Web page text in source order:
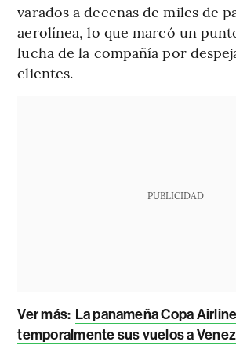
varados a decenas de miles de
aerolínea, lo que marcó un
lucha de la compañía por
clientes.
PUBLICIDAD
Ver más: La panameña Copa
temporalmente sus vuelos a